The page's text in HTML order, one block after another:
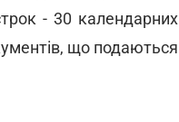
- 30 календарних
що подаються